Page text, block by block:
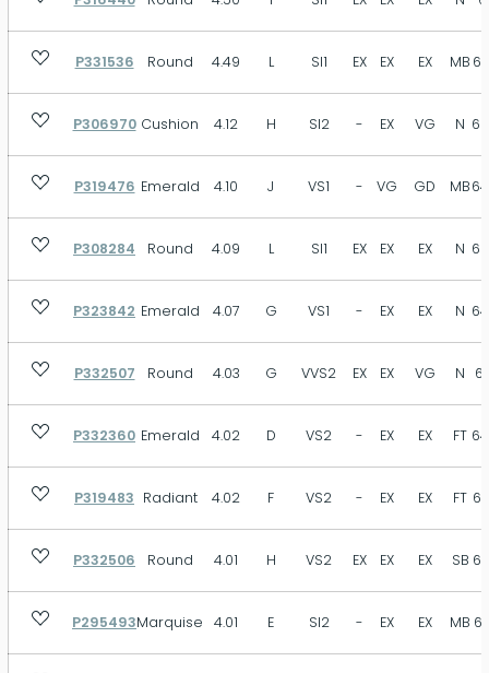
P331536 Round 4.49 L SI1 EX EX EX MB
P306970 Cushion 4.12 H SI2 - EX VG N
P319476 Emerald 4.10 J VS1 - VG GD MB
P308284 Round 4.09 L SI1 EX EX EX N
P323842 Emerald 4.07 G VS1 - EX EX N
P332507 Round 4.03 G VVS2 EX EX VG N
P332360 Emerald 4.02 D VS2 - EX EX FT
P319483 Radiant 4.02 F VS2 - EX EX FT
P332506 Round 4.01 H VS2 EX EX EX SB
P295493Marquise 4.01 E SI2 - EX EX MB